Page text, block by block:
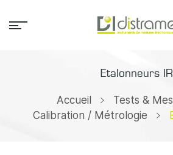
Etalonneurs IR
Accueil
Tests &
Calibration / Métrologie